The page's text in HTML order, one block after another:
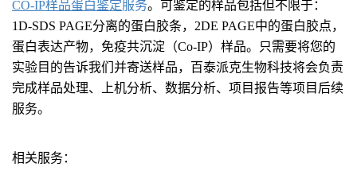
CO-IP样品蛋白鉴定服务。可鉴定的样品包括但不限于：
1D-SDS PAGE分离的蛋白胶条，2DE PAGE中的蛋白胶点，
蛋白表达产物，免疫共沉淀（Co-IP）样品。只需要将您的
实验目的告诉我们并寄送样品，百泰派克生物科技将会负责
完成样品处理、上机分析、数据分析、项目报告等项目后续
服务。
相关服务：